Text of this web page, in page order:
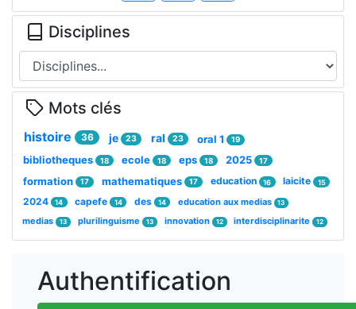
Authentification
Disciplines
Mots clés
histoire 36 je 23 ral 23 oral 1 19
bibliotheques 18 ecole 18 eps 18 2025 17
formation 17 mathematiques 17 education 16 laicite 15
2024 14 capefe 14 des 14 education aux medias 13
medias 13 plurilinguisme 13 innovation 12 interdisciplinarite 12